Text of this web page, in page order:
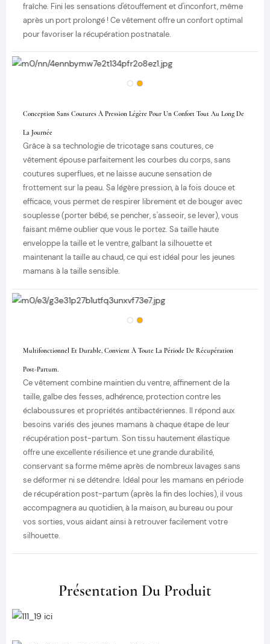
fraîche. Fini les sensations d'étouffement et d'inconfort, même
après un port prolongé ! Ce vêtement offre un confort optimal
pour favoriser la récupération postnatale.
Conception Sans Coutures À Pression Légère Pour Un Confort Tout Au Long De
La Journée
Grâce à sa technologie de tricotage sans coutures, ce
vêtement épouse parfaitement les courbes du corps, sans
coutures superflues, et ne laisse aucune sensation de
frottement sur la peau. Sa légère pression, à la fois douce et
efficace, vous permet de respirer librement et de bouger avec
souplesse (porter bébé, se pencher, s'asseoir, se lever), vous
faisant même oublier que vous le portez. Sa taille haute
enveloppe la taille et le ventre, galbant la silhouette et
maintenant la taille au chaud, ce qui est idéal pour les jeunes
mamans à la taille sensible.
Multifonctionnel Et Durable, Convient À Toute La Période De Récupération
Post-Partum.
Ce vêtement combine maintien du ventre, affinement de la
taille, galbe des fesses, adhérence, protection contre les
éclaboussures et propriétés antibactériennes. Il répond aux
besoins variés des jeunes mamans à chaque étape de leur
récupération post-partum. Son tissu hautement élastique
offre une excellente résilience et une grande durabilité,
conservant sa forme même après de nombreux lavages sans
se déformer ni se détendre. Idéal pour les mamans en période
de récupération post-partum (après la fin des lochies), il vous
accompagnera au quotidien, à la maison, au bureau ou pour
vos sorties, vous aidant ainsi à retrouver facilement votre
silhouette.
Présentation Du Produit